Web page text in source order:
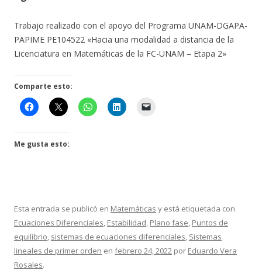
Trabajo realizado con el apoyo del Programa UNAM-DGAPA-
PAPIME PE104522 «Hacia una modalidad a distancia de la
Licenciatura en Matemáticas de la FC-UNAM – Etapa 2»
Comparte esto:
Me gusta esto:
Esta entrada se publicó en Matemáticas y está etiquetada con
Ecuaciones Diferenciales, Estabilidad, Plano fase, Puntos de
equilibrio, sistemas de ecuaciones diferenciales, Sistemas
lineales de primer orden en febrero 24, 2022 por Eduardo Vera
Rosales.